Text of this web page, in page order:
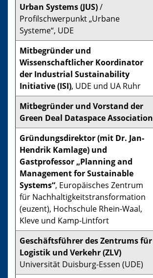
Urban Systems (JUS)/
Profilschwerpunkt „Urbane
Systeme“, UDE
Mitbegründer und
Wissenschaftlicher Koordinator
der Industrial Sustainability
Initiative (ISI), UDE und UA Ruhr
Mitbegründer und Vorstand der
Green Deal Dataspace Association
Gründungsdirektor (mit Dr. Jan-
Hendrik Kamlage) und
Gastprofessor „Planning and
Management for Sustainable
Systems“, Europäisches Zentrum
für Nachhaltigkeitstransformation
(euzent), Hochschule Rhein-Waal,
Kleve und Kamp-Lintfort
Geschäftsführer des Zentrums für
Logistik und Verkehr (ZLV)
Universität Duisburg-Essen (UDE)